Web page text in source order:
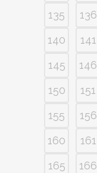
135
136
140
141
145
146
150
151
155
156
160
161
165
166